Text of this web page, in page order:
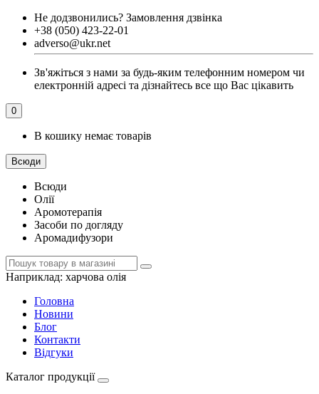
Не додзвонились? Замовлення дзвінка
+38 (050) 423-22-01
adverso@ukr.net
Зв'яжіться з нами за будь-яким телефонним номером чи
електронній адресі та дізнайтесь все що Вас цікавить
0
В кошику немає товарів
Всюди
Всюди
Олії
Аромотерапія
Засоби по догляду
Аромадифузори
Наприклад: харчова олія
Головна
Новини
Блог
Контакти
Відгуки
Каталог продукції